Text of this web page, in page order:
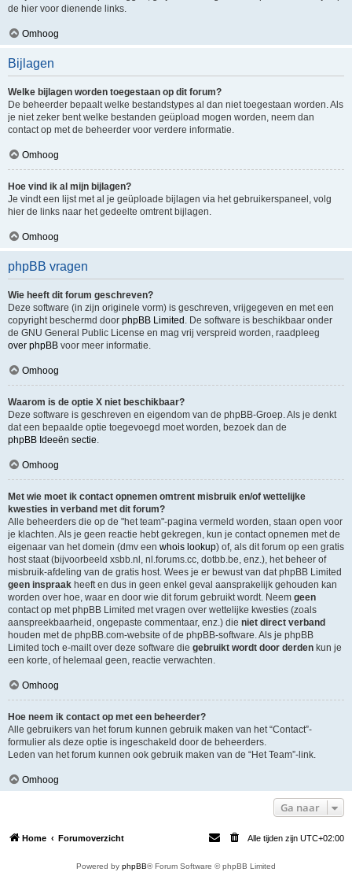
de hier voor dienende links.
Omhoog
Bijlagen
Welke bijlagen worden toegestaan op dit forum?
De beheerder bepaalt welke bestandstypes al dan niet toegestaan worden. Als
je niet zeker bent welke bestanden geüpload mogen worden, neem dan
contact op met de beheerder voor verdere informatie.
Omhoog
Hoe vind ik al mijn bijlagen?
Je vindt een lijst met al je geüploade bijlagen via het gebruikerspaneel, volg
hier de links naar het gedeelte omtrent bijlagen.
Omhoog
phpBB vragen
Wie heeft dit forum geschreven?
Deze software (in zijn originele vorm) is geschreven, vrijgegeven en met een
copyright beschermd door phpBB Limited . De software is beschikbaar onder
de GNU General Public License en mag vrij verspreid worden, raadpleeg
over phpBB voor meer informatie.
Omhoog
Waarom is de optie X niet beschikbaar?
Deze software is geschreven en eigendom van de phpBB-Groep. Als je denkt
dat een bepaalde optie toegevoegd moet worden, bezoek dan de
phpBB Ideeën sectie.
Omhoog
Met wie moet ik contact opnemen omtrent misbruik en/of wettelijke
kwesties in verband met dit forum?
Alle beheerders die op de "het team"-pagina vermeld worden, staan open voor
je klachten. Als je geen reactie hebt gekregen, kun je contact opnemen met de
eigenaar van het domein (dmv een whois lookup) of, als dit forum op een gratis
host staat (bijvoorbeeld xsbb.nl, nl.forums.cc, dotbb.be, enz.), het beheer of
misbruik-afdeling van de gratis host. Wees je er bewust van dat phpBB Limited
geen inspraak heeft en dus in geen enkel geval aansprakelijk gehouden kan
worden over hoe, waar en door wie dit forum gebruikt wordt. Neem geen
contact op met phpBB Limited met vragen over wettelijke kwesties (zoals
aanspreekbaarheid, ongepaste commentaar, enz.) die niet direct verband
houden met de phpBB.com-website of de phpBB-software. Als je phpBB
Limited toch e-mailt over deze software die gebruikt wordt door derden kun je
een korte, of helemaal geen, reactie verwachten.
Omhoog
Hoe neem ik contact op met een beheerder?
Alle gebruikers van het forum kunnen gebruik maken van het “Contact”-
formulier als deze optie is ingeschakeld door de beheerders.
Leden van het forum kunnen ook gebruik maken van de “Het Team”-link.
Omhoog
Ga naar
Home Forumoverzicht Alle tijden zijn UTC+02:00
Powered by phpBB® Forum Software © phpBB Limited